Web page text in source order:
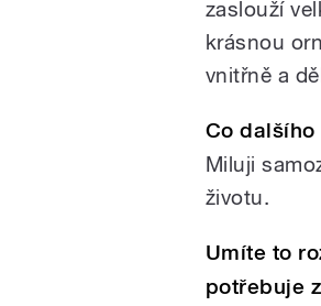
zaslouží
krásnou
vnitřně a
Co
Miluji
životu.
Umíte to
potřebuje